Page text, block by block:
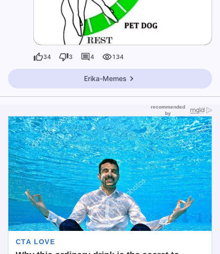
34 3 4 134
Erika-Memes